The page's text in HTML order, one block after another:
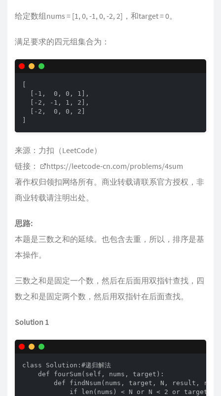
给定数组nums = [1, 0, -1, 0, -2, 2]，和target = 0。
满足要求的四元组集合为：
  [-1,  0, 0, 1],
  [-2, -1, 1, 2],
  [-2,  0, 0, 2]
来源：力扣（LeetCode）
链接：
https://leetcode-cn.com/problems/4sum
著作权归领扣网络所有。商业转载请联系官方授权，非
商业转载请注明出处。
思路:
本题是三数之和的延续。也包含去重，所以，排序是基
本操作。
三数之和是固定一个数，然后在后面用双指针查找，四
数之和是固定两个数，然后用双指针在后面查找。
Solution 1
class Solution:#递归解法
    def fourSum(self, nums, target):
def findNsum(nums, target, N, result,
if len(nums) < N or N < 2 or target